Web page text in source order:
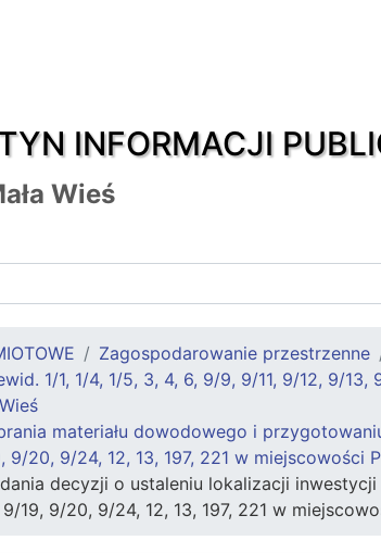
INFORMACJI
Wieś
Zagospodarowanie przestrzenne
1/1, 1/4, 1/5, 3, 4, 6, 9/9, 9/11, 9/12, 9/
materiału dowodowego i
9/20, 9/24, 12, 13, 197, 221 w miejscowości
decyzji o ustaleniu lokalizacji inwestycji
19, 9/20, 9/24, 12, 13, 197, 221 w